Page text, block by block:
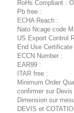
RoHs Compliant :
Pb free :
ECHA Reach :
Nato Ncage code
US Export Control
End Use Certificate
ECCN Number :
EAR99 :
ITAR free :
Minimum Order
confirmer sur Devis
Dimension sur
DEVIS et